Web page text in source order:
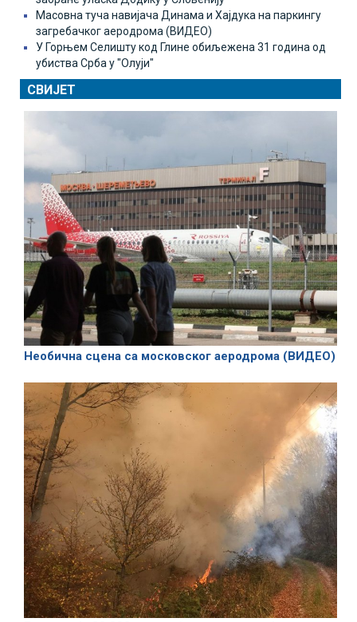
Масовна туча навијача Динама и Хајдука на паркингу
загребачког аеродрома (ВИДЕО)
У Горњем Селишту код Глине обиљежена 31 година од
убиства Срба у "Олуји"
СВИЈЕТ
Необична сцена са московског аеродрома (ВИДЕО)